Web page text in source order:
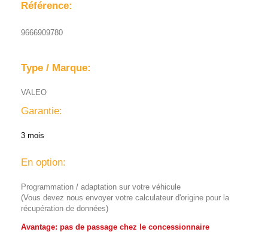
Référence:
9666909780
Type / Marque:
VALEO
Garantie:
3 mois
En option:
Programmation / adaptation sur votre véhicule
(Vous devez nous envoyer votre calculateur d'origine pour la
récupération de données)
Avantage: pas de passage chez le concessionnaire